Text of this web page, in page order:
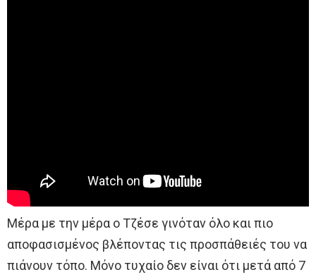
Μέρα με την μέρα ο Τζέσε γινόταν όλο και πιο
αποφασισμένος βλέποντας τις προσπάθειές του να
πιάνουν τόπο. Μόνο τυχαίο δεν είναι ότι μετά από 7